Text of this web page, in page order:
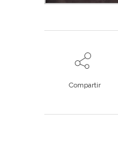
Compartir